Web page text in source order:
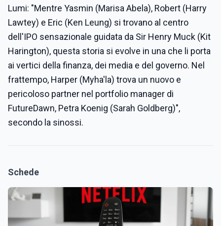
Lumi: "Mentre Yasmin (Marisa Abela), Robert (Harry
Lawtey) e Eric (Ken Leung) si trovano al centro
dell'IPO sensazionale guidata da Sir Henry Muck (Kit
Harington), questa storia si evolve in una che li porta
ai vertici della finanza, dei media e del governo. Nel
frattempo, Harper (Myha'la) trova un nuovo e
pericoloso partner nel portfolio manager di
FutureDawn, Petra Koenig (Sarah Goldberg)",
secondo la sinossi.
Schede